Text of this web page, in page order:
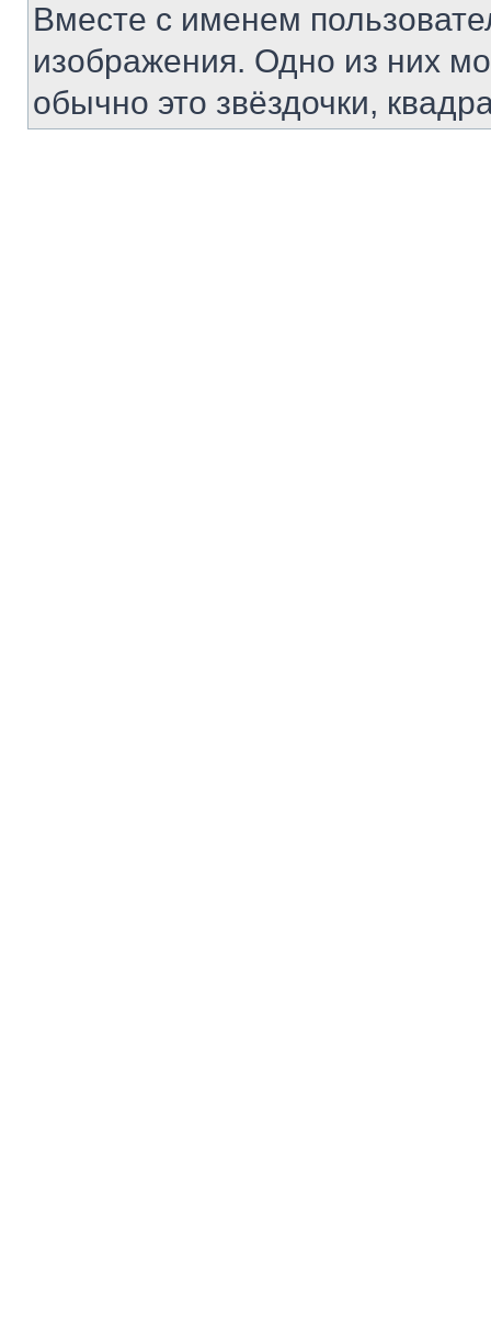
Вместе с именем
изображения. Одно из них
обычно это звёздочки,